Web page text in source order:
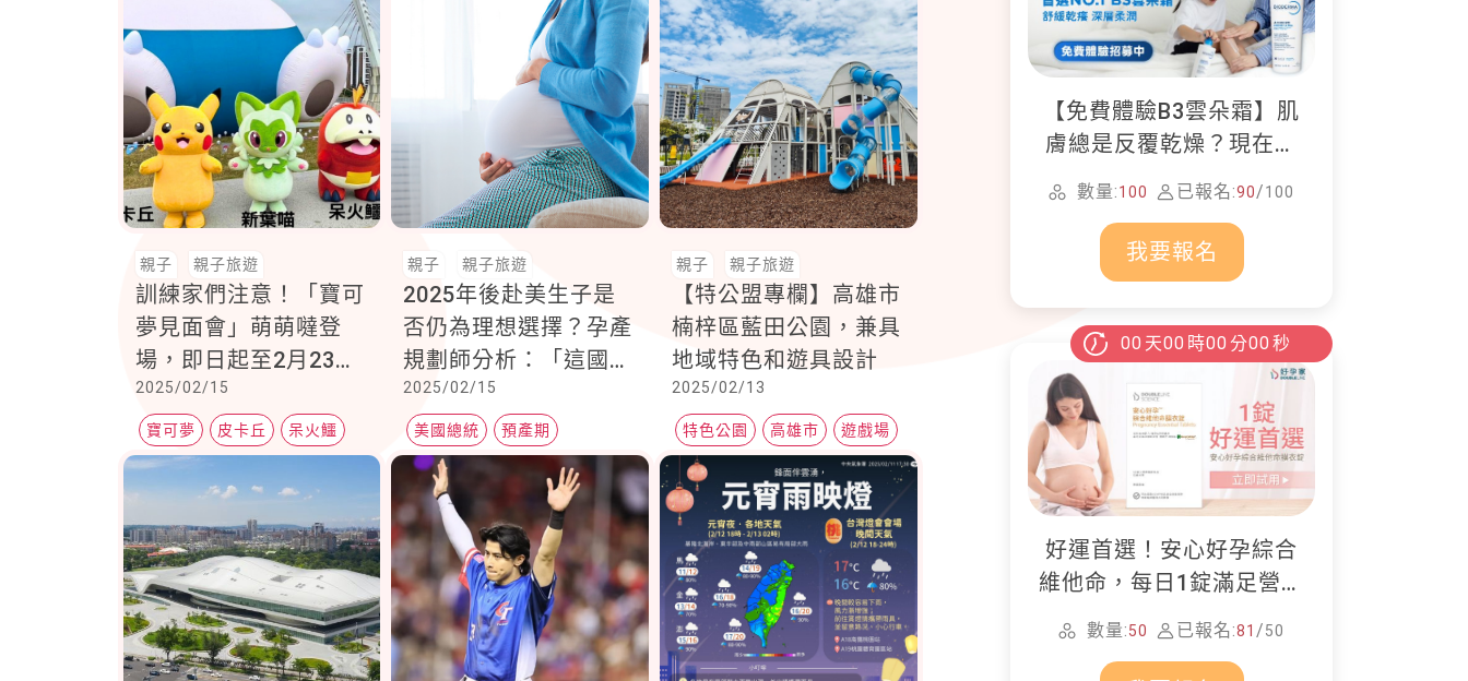
親子 親子旅遊
訓練家們注意！「寶可
夢見面會」萌萌噠登
場，即日起至2月23日
就在巨型卡比獸旁
2025/02/15
寶可夢 皮卡丘 呆火鱷
親子 親子旅遊
2025年後赴美生子是
否仍為理想選擇？孕產
規劃師分析：「這國
家」將是未來熱門首選
2025/02/15
美國總統 預產期
赴美生子
親子 親子旅遊
【特公盟專欄】高雄市
楠梓區藍田公園，兼具
地域特色和遊具設計
2025/02/13
特色公園 高雄市 遊戲場
【免費體驗B3雲朵霜】肌
膚總是反覆乾燥？現在就
加入貝膚黛瑪修護體驗計
畫！
數量:100 已報名:90/100
我要報名
00 天00 時00 分00 秒
好運首選！安心好孕綜合
維他命，每日1錠滿足營養
所需
數量:50 已報名:81 /50